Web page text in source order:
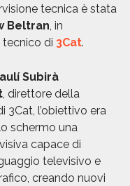
tecnica è stata
Beltran, in
di 3Cat.
Subirà
, direttore della
3Cat, l’obiettivo era
schermo una
capace di
televisivo e
creando nuovi